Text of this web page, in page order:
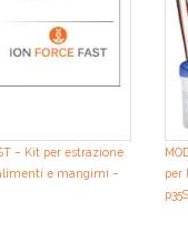
– Kit per estrazione
e mangimi –
per